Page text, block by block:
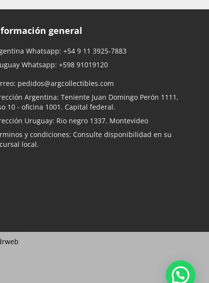
general
Whatsapp: +54 9 11 3925-7883
Whatsapp: +598 91019120
pedidos@argcollectibles.com
Argentina: Teniente Juan Domingo Perón 1111,
10 - oficina 1001. Capital federal.
Uruguay: Rio negro 1337. Montevideo
y condiciones: Consulte disponibilidad en su
local.